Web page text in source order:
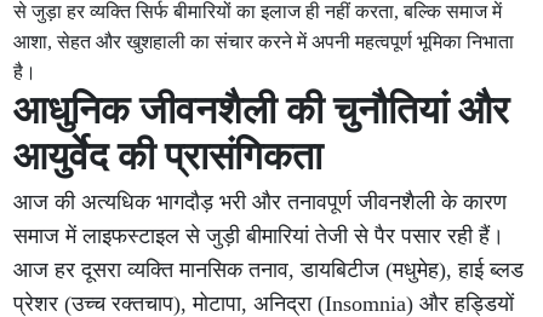
से जुड़ा हर व्यक्ति सिर्फ बीमारियों का इलाज ही नहीं करता, बल्कि समाज में
आशा, सेहत और खुशहाली का संचार करने में अपनी महत्वपूर्ण भूमिका निभाता
है।
आधुनिक जीवनशैली की चुनौतियां और
आयुर्वेद की प्रासंगिकता
आज की अत्यधिक भागदौड़ भरी और तनावपूर्ण जीवनशैली के कारण
समाज में लाइफस्टाइल से जुड़ी बीमारियां तेजी से पैर पसार रही हैं।
आज हर दूसरा व्यक्ति मानसिक तनाव, डायबिटीज (मधुमेह), हाई ब्लड
प्रेशर (उच्च रक्तचाप), मोटापा, अनिद्रा (Insomnia) और हड्डियों